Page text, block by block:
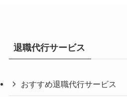
退職代行サービス
おすすめ退職代行サービス